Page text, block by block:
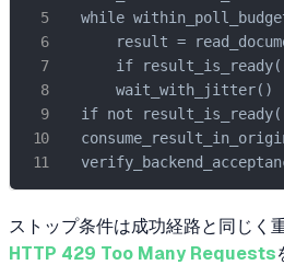
while
result =
if
      wait_with_jitter()
if not
ストップ条件は成功経路と同じく
HTTP 429 Too Many Requests